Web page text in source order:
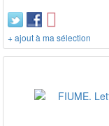
+ ajout à ma sélection